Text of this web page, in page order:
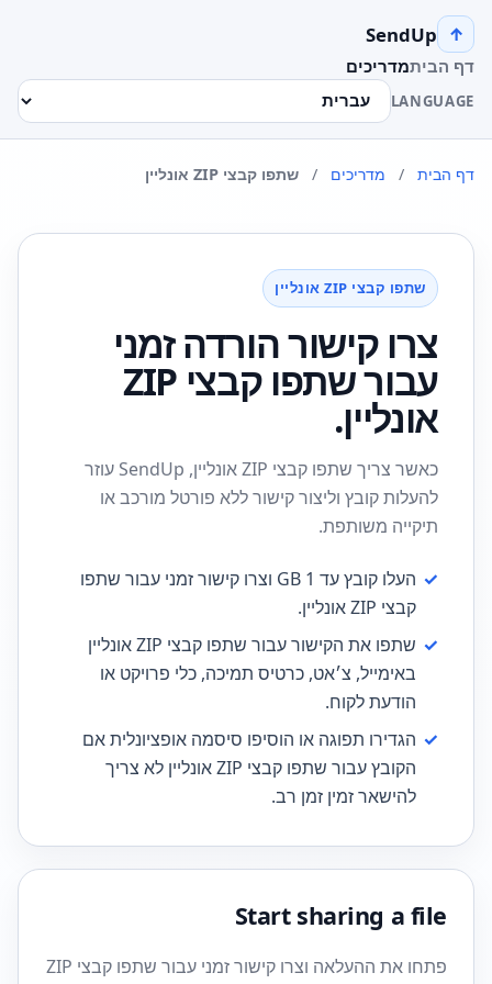
↑
SendUp
דף הביתמדריכים
LANGUAGE
דף הבית / מדריכים / שתפו קבצי ZIP אונליין
שתפו קבצי ZIP אונליין
צרו קישור הורדה זמני
עבור שתפו קבצי ZIP
אונליין.
כאשר צריך שתפו קבצי ZIP אונליין, SendUp עוזר
להעלות קובץ וליצור קישור ללא פורטל מורכב או
תיקייה משותפת.
✓
העלו קובץ עד 1 GB וצרו קישור זמני עבור שתפו
קבצי ZIP אונליין.
✓
שתפו את הקישור עבור שתפו קבצי ZIP אונליין
באימייל, צ׳אט, כרטיס תמיכה, כלי פרויקט או
הודעת לקוח.
✓ הגדירו תפוגה או הוסיפו סיסמה אופציונלית אם
הקובץ עבור שתפו קבצי ZIP אונליין לא צריך
להישאר זמין זמן רב.
Start sharing a file
פתחו את ההעלאה וצרו קישור זמני עבור שתפו קבצי ZIP